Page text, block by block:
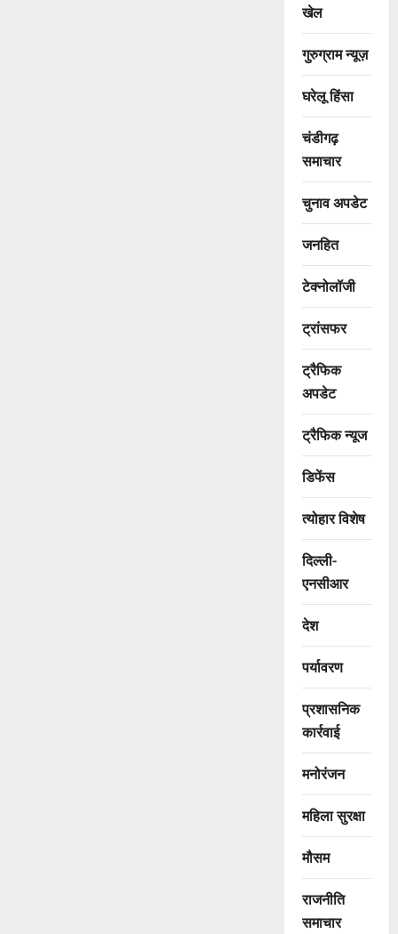
खेल
गुरुग्राम न्यूज़
घरेलू हिंसा
चंडीगढ़
समाचार
चुनाव अपडेट
जनहित
टेक्नोलॉजी
ट्रांसफर
ट्रैफिक
अपडेट
ट्रैफिक न्यूज
डिफेंस
त्योहार विशेष
दिल्ली-
एनसीआर
देश
पर्यावरण
प्रशासनिक
कार्रवाई
मनोरंजन
महिला सुरक्षा
मौसम
राजनीति
समाचार